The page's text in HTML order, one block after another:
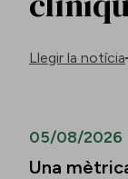
Llegir la notícia
05/08/2026
Una